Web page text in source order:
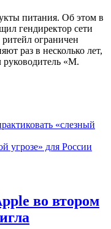
питания. Об этом в
гендиректор сети
ограничен
раз в несколько лет,
руководитель «М.
«слезный
угрозе» для России
во втором